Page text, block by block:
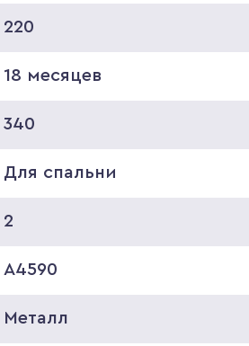
220
18 месяцев
340
Для спальни
2
A4590
Металл